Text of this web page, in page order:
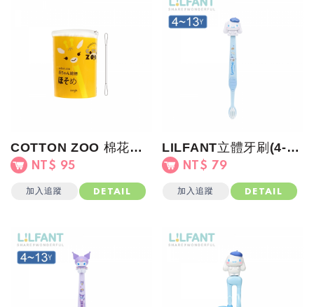
COTTON ZOO 棉花棒(嬰幼兒)黃罐
NT$ 95
加入追蹤 DETAIL
LILFANT立體牙刷(4-13歲)大耳狗
NT$ 79
加入追蹤 DETAIL